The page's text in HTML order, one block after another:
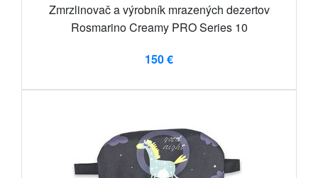
Zmrzlinovač a výrobník mrazených dezertov
Rosmarino Creamy PRO Series 10
150 €